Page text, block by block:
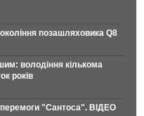
позашляховика Q8
володіння кількома
років
"Сантоса". ВІДЕО